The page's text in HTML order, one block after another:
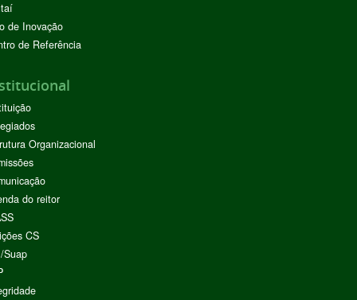
de Inovação
de Referência
Organizacional
do reitor
CS
Suap